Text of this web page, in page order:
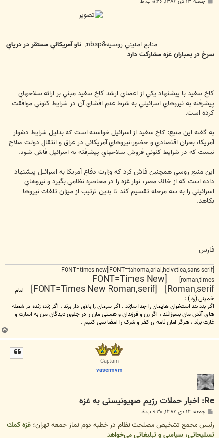
منابع امنيتي روسيه&nbsp;
ناو آمريكائي مستقر در درياي
سرخ در بمباران غزه مشاركت دارد
كاخ سفيد با پيشنهاد يكي از اعضاي ارشد كاخ سفيد مبني بر ارائه سلاحهاي
پيشرفته به نيروهاي اسرائيلي به شرط عدم افشاي آن در شرايط كنوني موافقت
كرده است.
به گفته اين منبع: كاخ سفيد از اسرائيل خواسته است كه بدليل شرايط دشوار
آمريكا، بحران اقتصادي و حضور،نيروهاي آمريكائي در عراق و انتقال دولت صلاح
نيست كه در شرايط كنوني فروش سلاحهاي پيشرفته به اسرائيل فاش شود.
اين منبع روسي همچنين فاش كرد كه وزارت دفاع آمريكا به اسرائيل پيشنهاد
داده است كه از خاك مصر، نوار غزه را در محاصره نظامي بگيرد و نيروهاي
اسرائيلي را به سه مرحله تقسيم كند تا بدين ترتيب از ميزان تلفات نيروها
بكاهد.
فارس
[FONT=tahoma,arial,helvetica,sans-serif][FONT=times new
roman,times]
[FONT=Times New
Roman,serif] [FONT=Times New Roman,serif]
امام
خمینی (ره ) :
اگر بند بند استخوان هایمان را جدا سازند ، اگر سرمان را بالای دار برند ، اگر زنده زنده در شعله
های آتش مان بسوزانند ، اگر زن و فرزندان و هستی مان را در جلوی دیدگان مان به اسارت و
غارت برند ، هرگز امان نامه ی کفر و شرک را امضا نمی کنیم .
ب
ا
Captain
yasermym
Re: اخبار حملات رژیم صهیونیستی به غزه
پ
ت
جمعه ۱۳ دی ۱۳۸۷, ۹:۳۰ ب.ظ
رئيس مجمع تشخيص مصلحت نظام در خطبه دوم نماز جمعه تهران؛ غزه كمك
تسليحاتي، سياسي و تبليغاتي مي‌خواهد